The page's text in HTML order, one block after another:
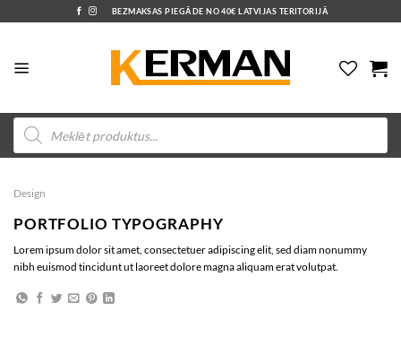
to
BEZMAKSAS PIEGĀDE NO 40€ LATVIJAS TERITORIJĀ
Products
search
Design
PORTFOLIO TYPOGRAPHY
Lorem ipsum dolor sit amet, consectetuer adipiscing elit, sed diam nonummy
nibh euismod tincidunt ut laoreet dolore magna aliquam erat volutpat.